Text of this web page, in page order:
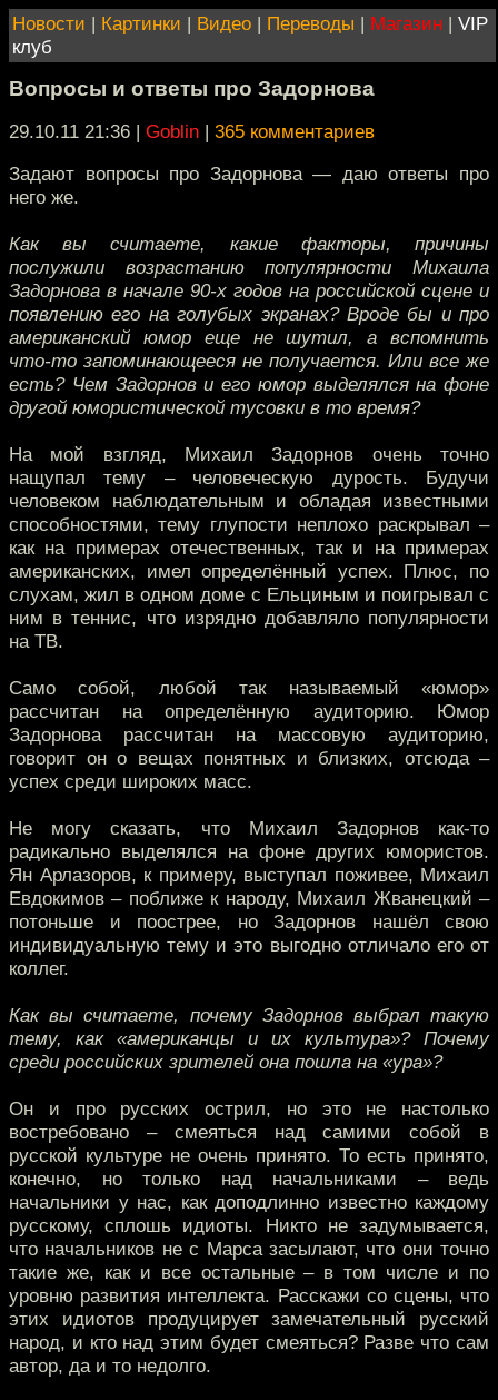
Новости | Картинки | Видео | Переводы | Магазин | VIP
клуб
Вопросы и ответы про Задорнова
29.10.11 21:36 | Goblin | 365 комментариев
Задают вопросы про Задорнова — даю ответы про
него же.
Как вы считаете, какие факторы, причины
послужили возрастанию популярности Михаила
Задорнова в начале 90-х годов на российской сцене и
появлению его на голубых экранах? Вроде бы и про
американский юмор еще не шутил, а вспомнить
что-то запоминающееся не получается. Или все же
есть? Чем Задорнов и его юмор выделялся на фоне
другой юмористической тусовки в то время?
На мой взгляд, Михаил Задорнов очень точно
нащупал тему – человеческую дурость. Будучи
человеком наблюдательным и обладая известными
способностями, тему глупости неплохо раскрывал –
как на примерах отечественных, так и на примерах
американских, имел определённый успех. Плюс, по
слухам, жил в одном доме с Ельциным и поигрывал с
ним в теннис, что изрядно добавляло популярности
на ТВ.
Само собой, любой так называемый «юмор»
рассчитан на определённую аудиторию. Юмор
Задорнова рассчитан на массовую аудиторию,
говорит он о вещах понятных и близких, отсюда –
успех среди широких масс.
Не могу сказать, что Михаил Задорнов как-то
радикально выделялся на фоне других юмористов.
Ян Арлазоров, к примеру, выступал поживее, Михаил
Евдокимов – поближе к народу, Михаил Жванецкий –
потоньше и поострее, но Задорнов нашёл свою
индивидуальную тему и это выгодно отличало его от
коллег.
Как вы считаете, почему Задорнов выбрал такую
тему, как «американцы и их культура»? Почему
среди российских зрителей она пошла на «ура»?
Он и про русских острил, но это не настолько
востребовано – смеяться над самими собой в
русской культуре не очень принято. То есть принято,
конечно, но только над начальниками – ведь
начальники у нас, как доподлинно известно каждому
русскому, сплошь идиоты. Никто не задумывается,
что начальников не с Марса засылают, что они точно
такие же, как и все остальные – в том числе и по
уровню развития интеллекта. Расскажи со сцены, что
этих идиотов продуцирует замечательный русский
народ, и кто над этим будет смеяться? Разве что сам
автор, да и то недолго.